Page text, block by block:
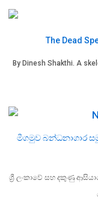
The Dead
By Dinesh Shakthi. A
මීගමුව බන්ධනාගාර
ශ්‍රී ලංකාවේ සහ දකුණු